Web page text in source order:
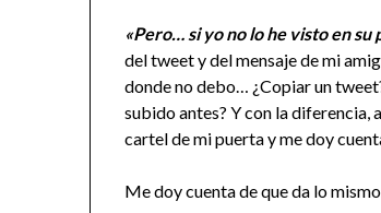
«Pero… si yo no lo he visto en
del tweet y del mensaje de mi
donde no debo… ¿Copiar un
subido antes? Y con la diferencia,
cartel de mi puerta y me doy
Me doy cuenta de que da lo